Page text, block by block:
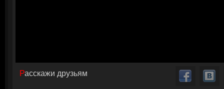
Расскажи друзьям